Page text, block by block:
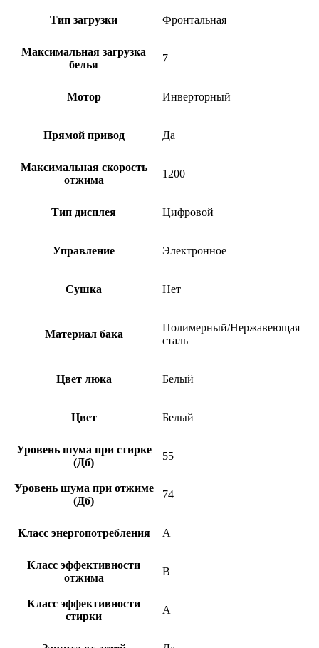
Тип загрузки Фронтальная
Максимальная загрузка
белья
7
Мотор Инверторный
Прямой привод Да
Максимальная скорость
отжима
1200
Тип дисплея Цифровой
Управление Электронное
Сушка Нет
Материал бака
Полимерный/Нержавеющая
сталь
Цвет люка Белый
Цвет Белый
Уровень шума при стирке
(Дб)
55
Уровень шума при отжиме
(Дб)
74
Класс энергопотребления A
Класс эффективности
отжима
B
Класс эффективности
стирки
A